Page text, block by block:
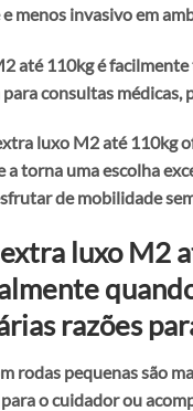
menos invasivo em
até 110kg é
consultas médicas,
luxo M2 até 110kg
torna uma escolha
de mobilidade
luxo M2
razões
rodas pequenas são
o cuidador ou